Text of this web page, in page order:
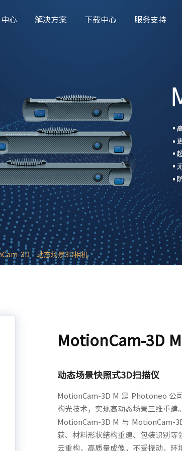
心 解决方案 下载中心 服务支持
3D - 动态场景3D相机
MotionCam-3D M
动态场景快照式3D扫描仪
MotionCam-3D M 是 Photoneo 公
构光技术，实现高动态场景三维重建
MotionCam-3D M 与 MotionCam-
获、材料形状结构重建、包装识别
云重构，高质量成像，不受振动，环